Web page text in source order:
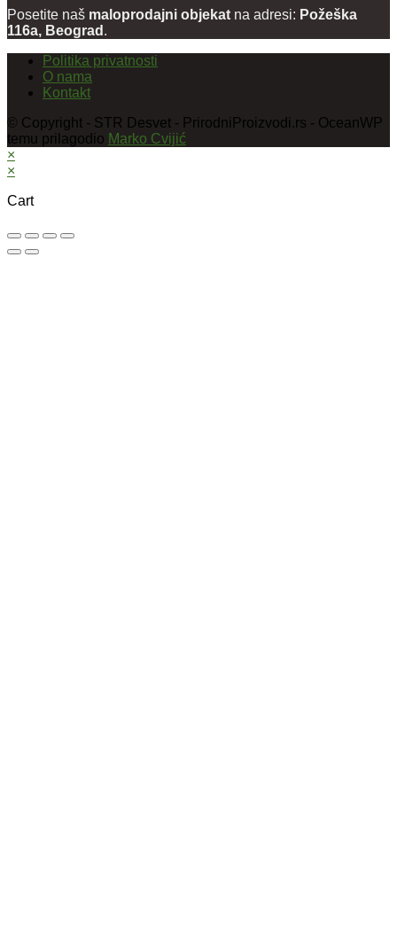
Posetite naš maloprodajni objekat na adresi: Požeška
116a, Beograd .
Politika privatnosti
O nama
Kontakt
© Copyright - STR Desvet - PrirodniProizvodi.rs - OceanWP
temu prilagodio Marko Cvijić
×
×
Cart